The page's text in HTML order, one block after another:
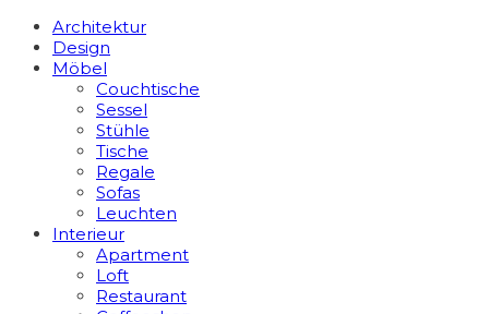
Architektur
Design
Möbel
Couchtische
Sessel
Stühle
Tische
Regale
Sofas
Leuchten
Interieur
Apart­ment
Loft
Restaurant